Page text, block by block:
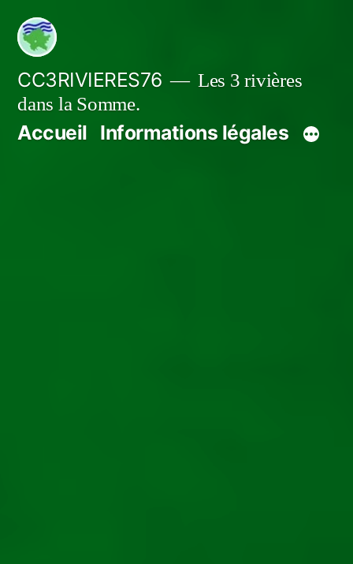
Aller
contenu
CC3RIVIERES76
Les 3 rivières
dans la Somme.
Accueil Informations légales